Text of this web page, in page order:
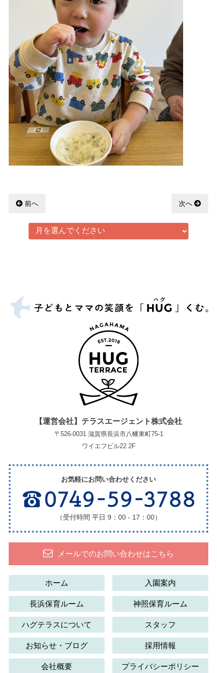
前へ 次へ
【運営会社】テラスエージェント株式会社
〒526-0031 滋賀県長浜市八幡東町75-1
ワイエフビル22 2F
お気軽にお問い合わせください
（受付時間 平日 9：00 - 17：00）
メールでのお問い合わせはこちら
ホーム 入園案内
長浜保育ルーム 神照保育ルーム
ハグテラスについて スタッフ
お知らせ・ブログ 採用情報
会社概要 プライバシーポリシー